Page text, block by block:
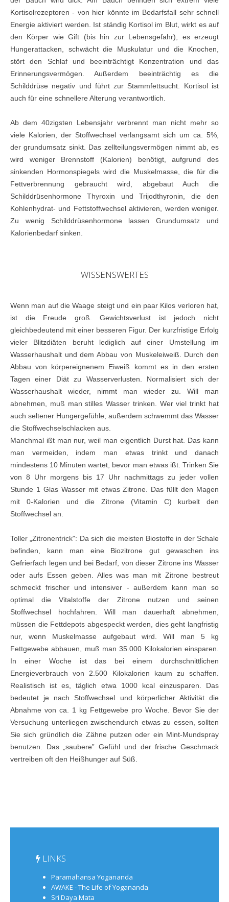
Kortisolrezeptoren - von hier könnte im Bedarfsfall sehr schnell
Energie aktiviert werden. Ist ständig Kortisol im Blut, wirkt es auf
den Körper wie Gift (bis hin zur Lebensgefahr), es erzeugt
Hungerattacken, schwächt die Muskulatur und die Knochen,
stört den Schlaf und beeinträchtigt Konzentration und das
Erinnerungsvermögen. Außerdem beeinträchtig es die
Schilddrüse negativ und führt zur Stammfettsucht. Kortisol ist
auch für eine schnellere Alterung verantwortlich.
Ab dem 40zigsten Lebensjahr verbrennt man nicht mehr so
viele Kalorien, der Stoffwechsel verlangsamt sich um ca. 5%,
der grundumsatz sinkt. Das zellteilungsvermögen nimmt ab, es
wird weniger Brennstoff (Kalorien) benötigt, aufgrund des
sinkenden Hormonspiegels wird die Muskelmasse, die für die
Fettverbrennung gebraucht wird, abgebaut Auch die
Schilddrüsenhormone Thyroxin und Trijodthyronin, die den
Kohlenhydrat- und Fettstoffwechsel aktivieren, werden weniger.
Zu wenig Schilddrüsenhormone lassen Grundumsatz und
Kalorienbedarf sinken.
WISSENSWERTES
Wenn man auf die Waage steigt und ein paar Kilos verloren hat,
ist die Freude groß. Gewichtsverlust ist jedoch nicht
gleichbedeutend mit einer besseren Figur. Der kurzfristige Erfolg
vieler Blitzdiäten beruht lediglich auf einer Umstellung im
Wasserhaushalt und dem Abbau von Muskeleiweiß. Durch den
Abbau von körpereignenem Eiweiß kommt es in den ersten
Tagen einer Diät zu Wasserverlusten. Normalisiert sich der
Wasserhaushalt wieder, nimmt man wieder zu. Will man
abnehmen, muß man stilles Wasser trinken. Wer viel trinkt hat
auch seltener Hungergefühle, außerdem schwemmt das Wasser
die Stoffwechselschlacken aus.
Manchmal ißt man nur, weil man eigentlich Durst hat. Das kann
man vermeiden, indem man etwas trinkt und danach
mindestens 10 Minuten wartet, bevor man etwas ißt. Trinken Sie
von 8 Uhr morgens bis 17 Uhr nachmittags zu jeder vollen
Stunde 1 Glas Wasser mit etwas Zitrone. Das füllt den Magen
mit 0-Kalorien und die Zitrone (Vitamin C) kurbelt den
Stoffwechsel an.
Toller „Zitronentrick": Da sich die meisten Biostoffe in der Schale
befinden, kann man eine Biozitrone gut gewaschen ins
Gefrierfach legen und bei Bedarf, von dieser Zitrone ins Wasser
oder aufs Essen geben. Alles was man mit Zitrone bestreut
schmeckt frischer und intensiver - außerdem kann man so
optimal die Vitalstoffe der Zitrone nutzen und seinen
Stoffwechsel hochfahren. Will man dauerhaft abnehmen,
müssen die Fettdepots abgespeckt werden, dies geht langfristig
nur, wenn Muskelmasse aufgebaut wird. Will man 5 kg
Fettgewebe abbauen, muß man 35.000 Kilokalorien einsparen.
In einer Woche ist das bei einem durchschnittlichen
Energieverbrauch von 2.500 Kilokalorien kaum zu schaffen.
Realistisch ist es, täglich etwa 1000 kcal einzusparen. Das
bedeutet je nach Stoffwechsel und körperlicher Aktivität die
Abnahme von ca. 1 kg Fettgewebe pro Woche. Bevor Sie der
Versuchung unterliegen zwischendurch etwas zu essen, sollten
Sie sich gründlich die Zähne putzen oder ein Mint-Mundspray
benutzen. Das „saubere” Gefühl und der frische Geschmack
vertreiben oft den Heißhunger auf Süß.
LINKS
Paramahansa Yogananda
AWAKE - The Life of Yogananda
Sri Daya Mata